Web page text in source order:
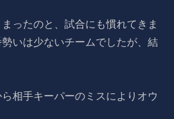
ったのと、試合にも慣れてきま
いは少ないチームでしたが、結
相手キーパーのミスによりオウ